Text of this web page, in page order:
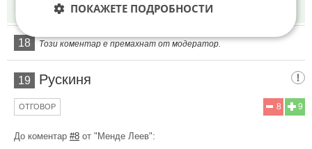
23.01.2025
18 Този коментар е премахнат от модератор.
19 Рускиня
9
8
ОТГОВОР
До коментар #8 от "Менде Леев":
ПОКАЖЕТЕ ПОДРОБНОСТИ